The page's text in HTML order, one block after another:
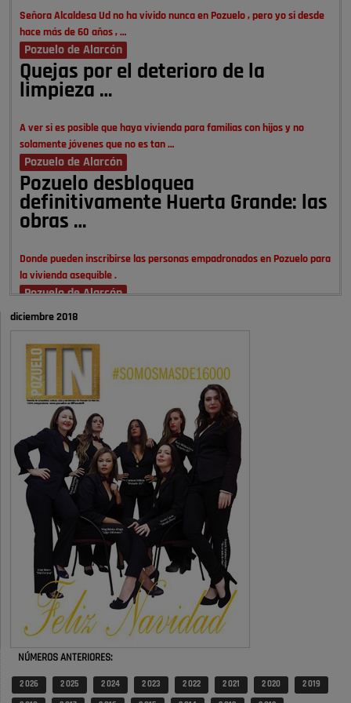
Señora Alcaldesa Ud no ha vivido nunca en Pozuelo , pero yo si desde
hace más de 60 años , …
Pozuelo de Alarcón
Quejas por el deterioro de la
limpieza …
A ver si es posible que haya vivienda para familias con hijos y no
solamente jóvenes que no es tan …
Pozuelo de Alarcón
Pozuelo desbloquea
definitivamente Huerta Grande: las
obras …
Donde pueden inscribirse las personas empadronados en Pozuelo para
la vivienda asequible .
Pozuelo de Alarcón
Pozuelo desbloquea
definitivamente Huerta Grande: las
obras …
También pienso que si no fuéramos tan sucios no haría falta denunciar
nada
Pozuelo de Alarcón
Quejas por el deterioro de la
limpieza …
Será amigo de alguien importante...en el Congreso, Senado, en la
Policía o en la politica
Pozuelo de Alarcón
🔴 EXCLUSIVA | El comisario de la …
😆Durán menos qué un caramelo en la puerta de un colegio 🍬
Pozuelo de Alarcón
🔴 EXCLUSIVA | El comisario de la …
Pozuelo de Alarcón
diciembre 2018
NÚMEROS ANTERIORES:
2 026 2 025 2 024 2 023 2 022 2 021 2 020 2 019